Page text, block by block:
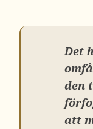
Det
den
att